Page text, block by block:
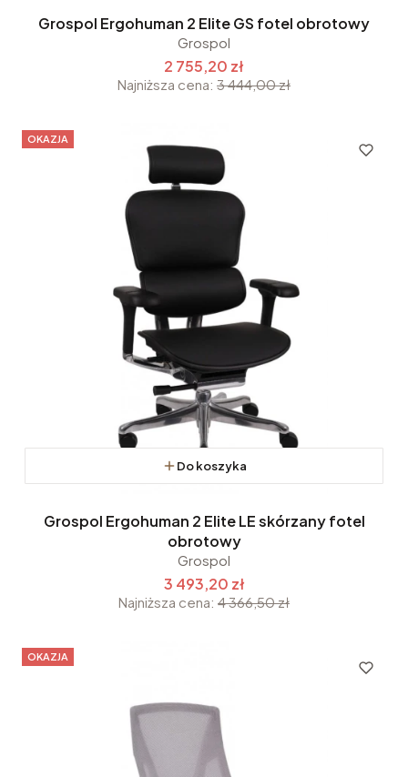
Grospol Ergohuman 2 Elite GS fotel obrotowy
Grospol
2 755,20 zł
Najniższa cena: 3 444,00 zł
OKAZJA
Do koszyka
Grospol Ergohuman 2 Elite LE skórzany fotel
obrotowy
Grospol
3 493,20 zł
Najniższa cena: 4 366,50 zł
OKAZJA